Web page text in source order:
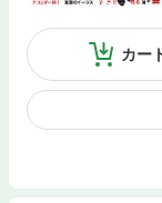
カー